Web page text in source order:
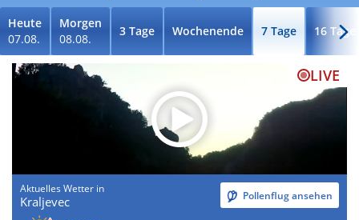
Heute
07.08.
Morgen
08.08.
3 Tage Wochenende 7 Tage 16 Tage
LIVE
Aktuelles Wetter in
Kraljevec Pollenflug ansehen